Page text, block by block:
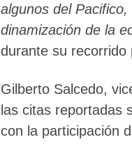
algunos del
dinamización de la
durante su recorrido
Gilberto Salcedo,
las citas reportadas
con la participación